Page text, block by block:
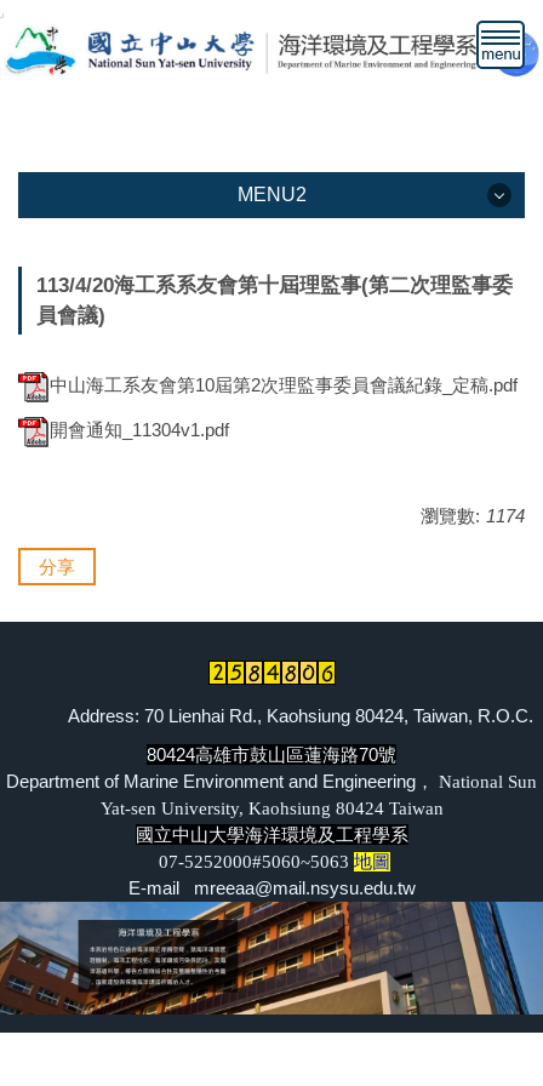
到
主
區
MENU2
本系介紹
教學資訊
教職人員
離岸風電海事工程碩士班網頁
113/4/20海工系系友會第十屆理監事(第二次理監事委
員會議)
中山海工系友會第10屆第2次理監事委員會議紀錄_定稿.pdf
開會通知_11304v1.pdf
瀏覽數: 1174
分享
Address: 70 Lienhai Rd., Kaohsiung 80424, Taiwan, R.O.C.
80424高雄市鼓山區蓮海路70號
Department of Marine Environment and Engineering，
National Sun
Yat-sen University, Kaohsiung 80424 Taiwan
國立中山大學海洋環境及工程學系
07-5252000#5060~5063 地圖
E-mail mreeaa@mail.nsysu.edu.tw